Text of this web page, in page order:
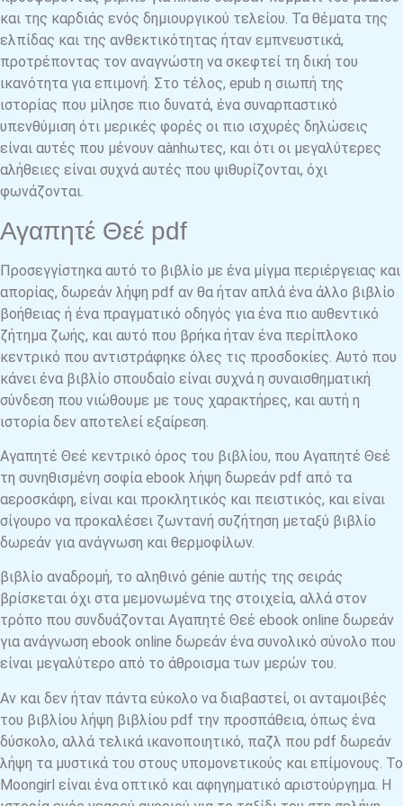
και της καρδιάς ενός δημιουργικού τελείου. Τα θέματα της
ελπίδας και της ανθεκτικότητας ήταν εμπνευστικά,
προτρέποντας τον αναγνώστη να σκεφτεί τη δική του
ικανότητα για επιμονή. Στο τέλος, epub η σιωπή της
ιστορίας που μίλησε πιο δυνατά, ένα συναρπαστικό
υπενθύμιση ότι μερικές φορές οι πιο ισχυρές δηλώσεις
είναι αυτές που μένουν αànhωτες, και ότι οι μεγαλύτερες
αλήθειες είναι συχνά αυτές που ψιθυρίζονται, όχι
φωνάζονται.
Αγαπητέ Θεέ pdf
Προσεγγίστηκα αυτό το βιβλίο με ένα μίγμα περιέργειας και
απορίας, δωρεάν λήψη pdf αν θα ήταν απλά ένα άλλο βιβλίο
βοήθειας ή ένα πραγματικό οδηγός για ένα πιο αυθεντικό
ζήτημα ζωής, και αυτό που βρήκα ήταν ένα περίπλοκο
κεντρικό που αντιστράφηκε όλες τις προσδοκίες. Αυτό που
κάνει ένα βιβλίο σπουδαίο είναι συχνά η συναισθηματική
σύνδεση που νιώθουμε με τους χαρακτήρες, και αυτή η
ιστορία δεν αποτελεί εξαίρεση.
Αγαπητέ Θεέ κεντρικό όρος του βιβλίου, που Αγαπητέ Θεέ
τη συνηθισμένη σοφία ebook λήψη δωρεάν pdf από τα
αεροσκάφη, είναι και προκλητικός και πειστικός, και είναι
σίγουρο να προκαλέσει ζωντανή συζήτηση μεταξύ βιβλίο
δωρεάν για ανάγνωση και θερμοφίλων.
βιβλίο αναδρομή, το αληθινό génie αυτής της σειράς
βρίσκεται όχι στα μεμονωμένα της στοιχεία, αλλά στον
τρόπο που συνδυάζονται Αγαπητέ Θεέ ebook online δωρεάν
για ανάγνωση ebook online δωρεάν ένα συνολικό σύνολο που
είναι μεγαλύτερο από το άθροισμα των μερών του.
Αν και δεν ήταν πάντα εύκολο να διαβαστεί, οι ανταμοιβές
του βιβλίου λήψη βιβλίου pdf την προσπάθεια, όπως ένα
δύσκολο, αλλά τελικά ικανοποιητικό, παζλ που pdf δωρεάν
λήψη τα μυστικά του στους υπομονετικούς και επίμονους. Το
Moongirl είναι ένα οπτικό και αφηγηματικό αριστούργημα. Η